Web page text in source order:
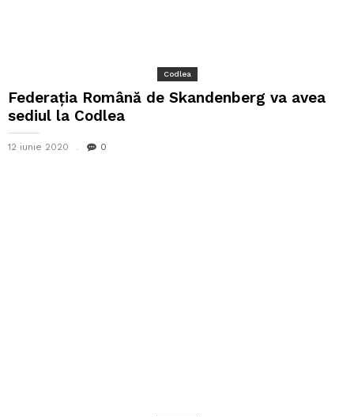
Codlea
Federația Română de Skandenberg va avea
sediul la Codlea
12 iunie 2020 0